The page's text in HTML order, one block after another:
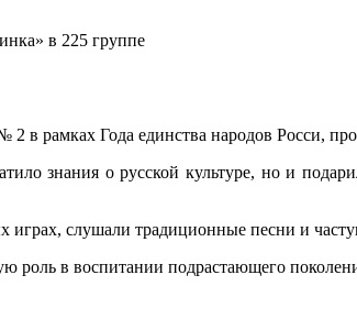
в 225 группе
2 в рамках Года единства народов Росси,
знания о русской культуре, но и
играх, слушали традиционные песни и
роль в воспитании подрастающего